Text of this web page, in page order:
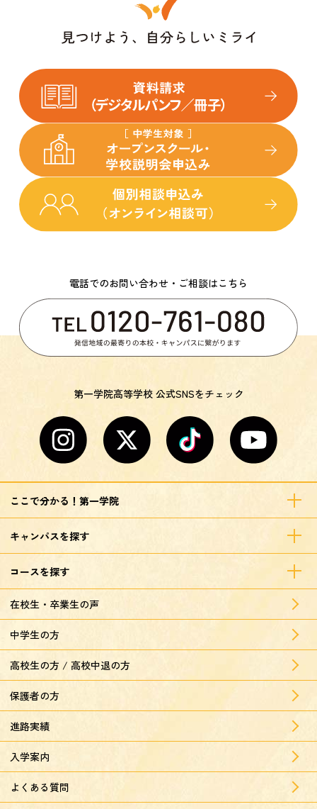
電話でのお問い合わせ・ご相談はこちら
第一学院高等学校 公式SNSをチェック
ここで分かる！第一学院
キャンパスを探す
コースを探す
在校生・卒業生の声
中学生の方
高校生の方 / 高校中退の方
保護者の方
進路実績
入学案内
よくある質問